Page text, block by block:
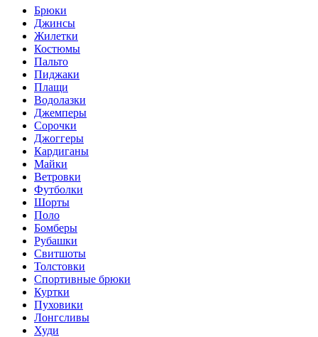
Брюки
Джинсы
Жилетки
Костюмы
Пальто
Пиджаки
Плащи
Водолазки
Джемперы
Сорочки
Джоггеры
Кардиганы
Майки
Ветровки
Футболки
Шорты
Поло
Бомберы
Рубашки
Свитшоты
Толстовки
Спортивные брюки
Куртки
Пуховики
Лонгсливы
Худи